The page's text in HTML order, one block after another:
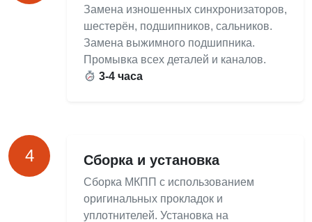
Замена изношенных синхронизаторов,
шестерён, подшипников, сальников.
Замена выжимного подшипника.
Промывка всех деталей и каналов.
3-4 часа
4 Сборка и установка
Сборка МКПП с использованием
оригинальных прокладок и
уплотнителей. Установка на